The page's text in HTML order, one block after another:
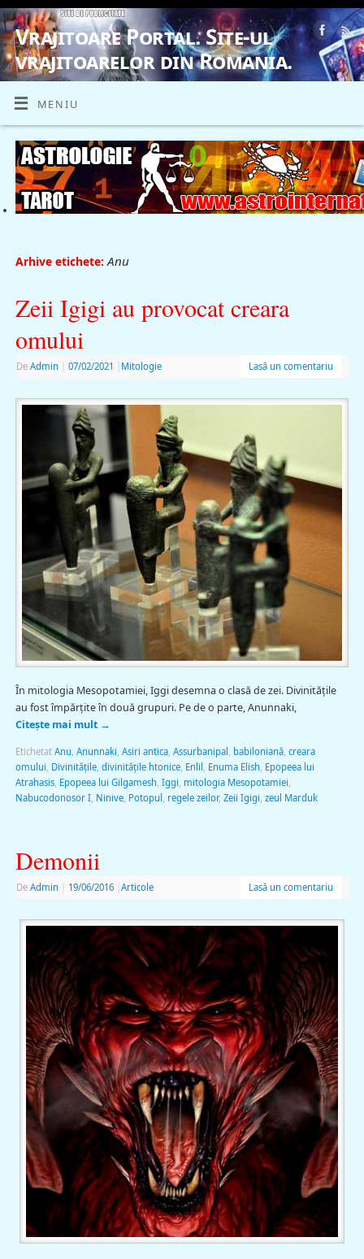
Vrajitoare Portal. Site-ul
vrajitoarelor din Romania.
VRAJITOARE, VRAJITOARELE, VRAJITOARE
MENIU
Arhive etichete:Anu
Zeii Igigi au provocat creara
omului
De Admin 07/02/2021 Mitologie Lasă un comentariu
În mitologia Mesopotamiei, Iggi desemna o clasă de zei. Divinitățile
au fost împărțite în două grupuri. Pe de o parte, Anunnaki,
Citește mai mult →
Etichetat Anu Anunnaki Asiri antica, Assurbanipal babiloniană, creara
omului Divinitățile, divinitățile htonice, Enlil Enuma Elish Epopeea lui
Atrahasis, Epopeea lui Gilgamesh Iggi mitologia Mesopotamiei
Nabucodonosor I, Ninive, Potopul regele zeilor, Zeii Igigi zeul Marduk
Demonii
De Admin 19/06/2016 Articole Lasă un comentariu